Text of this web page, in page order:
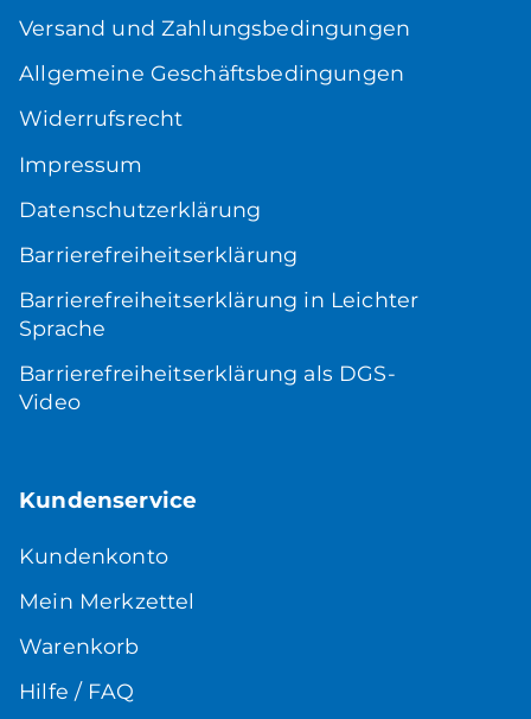
Versand und Zahlungsbedingungen
Allgemeine Geschäftsbedingungen
Widerrufsrecht
Impressum
Datenschutzerklärung
Barrierefreiheitserklärung
Barrierefreiheitserklärung in Leichter
Sprache
Barrierefreiheitserklärung als DGS-
Video
Kundenservice
Kundenkonto
Mein Merkzettel
Warenkorb
Hilfe / FAQ